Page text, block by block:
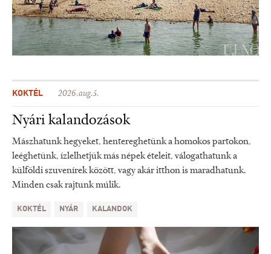
KOKTÉL 2026.aug.5.
Nyári kalandozások
Mászhatunk hegyeket, hentereghetünk a homokos partokon,
leéghetünk, ízlelhetjük más népek ételeit, válogathatunk a
külföldi szuvenírek között, vagy akár itthon is maradhatunk.
Minden csak rajtunk múlik.
KOKTÉL NYÁR KALANDOK